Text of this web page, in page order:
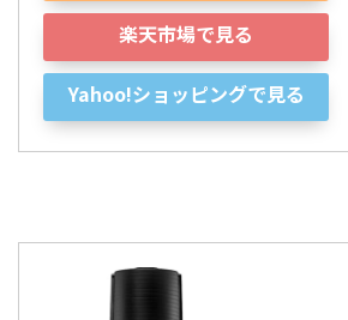
楽天市場で見る
Yahoo!ショッピングで見る